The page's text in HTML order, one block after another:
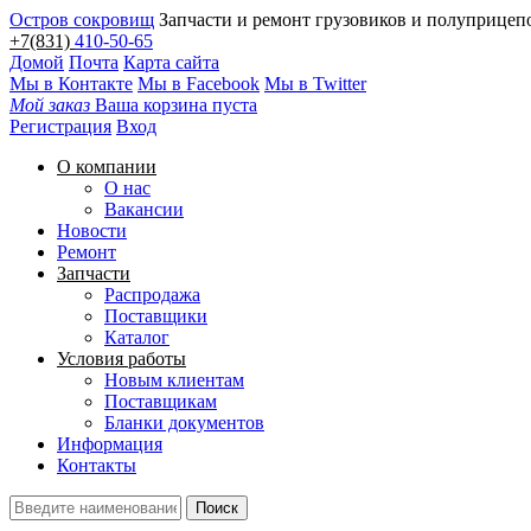
Остров сокровищ Запчасти и ремонт грузовиков и
+7(831) 410-50-65
Домой Почта Карта сайта
Мы в Контакте Мы в Facebook Мы в Twitter
Мой заказ Ваша корзина пуста
Регистрация Вход
О компании
О нас
Вакансии
Новости
Ремонт
Запчасти
Распродажа
Поставщики
Каталог
Условия работы
Новым клиентам
Поставщикам
Бланки документов
Информация
Контакты